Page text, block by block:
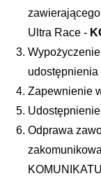
Ultra Race -
udostępnienia
Zapewnienie
Odprawa